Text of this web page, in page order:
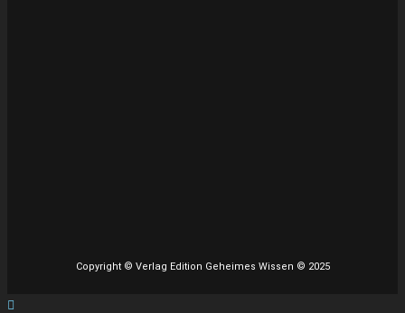
Copyright © Verlag Edition Geheimes Wissen © 2025